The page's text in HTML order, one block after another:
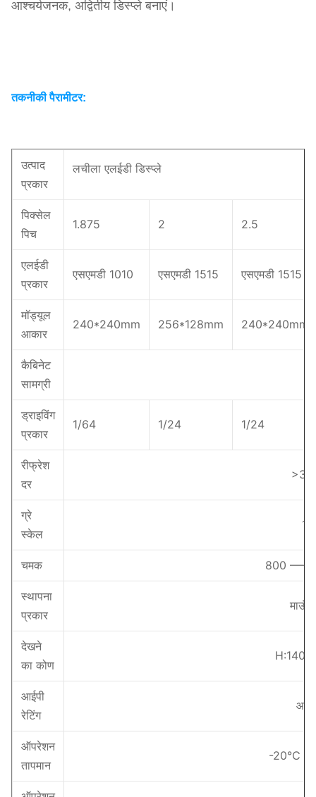
आश्चर्यजनक, अद्वितीय डिस्प्ले बनाएं।
तकनीकी पैरामीटर:
उत्पाद
प्रकार
लचीला एलईडी डिस्प्ले
पिक्सेल
पिच
1.875 2 2.5
एलईडी
प्रकार
एसएमडी 1010 एसएमडी 1515 एसएमडी 1515
मॉड्यूल
आकार
240*240mm 256*128mm 240*240mm
कैबिनेट
सामग्री
ड्राइविंग
प्रकार
1/64 1/24 1/24
रीफ्रेश
दर
ग्रे
स्केल
14
चमक 800 ——
स्थापना
प्रकार
देखने
का कोण
H:140°
आईपी
रेटिंग
ऑपरेशन
तापमान
-20℃